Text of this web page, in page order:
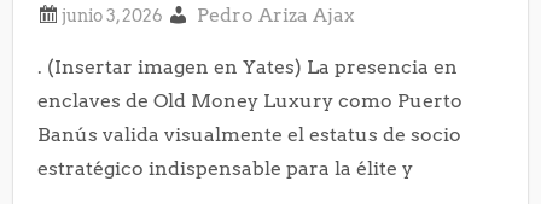
Pedro Ariza Ajax
. (Insertar imagen en Yates) La presencia en
enclaves de Old Money Luxury como Puerto
Banús valida visualmente el estatus de socio
estratégico indispensable para la élite y